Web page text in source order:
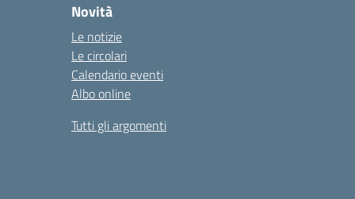
Novità
Le notizie
Le circolari
Calendario eventi
Albo online
Tutti gli argomenti